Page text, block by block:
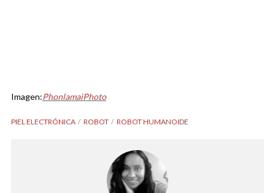
Imagen:PhonlamaiPhoto
PIEL ELECTRÓNICA ROBOT ROBOT HUMANOIDE